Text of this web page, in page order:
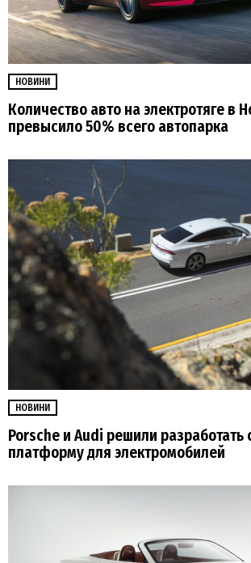
НОВИНИ
Количество авто на электротяге в
превысило 50% всего автопарка
НОВИНИ
Porsche и Audi решили
платформу для электромобилей